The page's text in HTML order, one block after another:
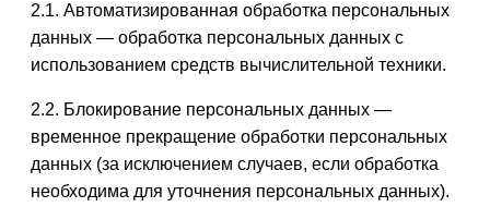
2.1. Автоматизированная обработка персональных
данных — обработка персональных данных с
использованием средств вычислительной техники.
2.2. Блокирование персональных данных —
временное прекращение обработки персональных
данных (за исключением случаев, если обработка
необходима для уточнения персональных данных).